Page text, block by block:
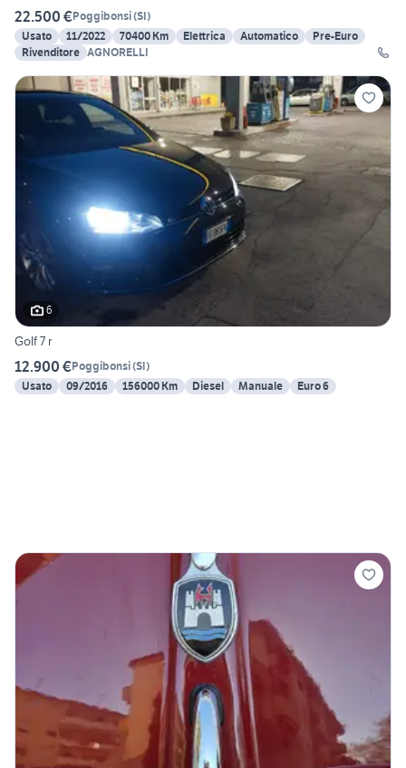
22.500 €Poggibonsi(SI)
Usato
11/2022 70400 Km Elettrica Automatico
Pre-Euro
Rivenditore AGNORELLI
6
Golf 7 r
12.900 €Poggibonsi(SI)
Usato
09/2016 156000 Km Diesel Manuale Euro 6